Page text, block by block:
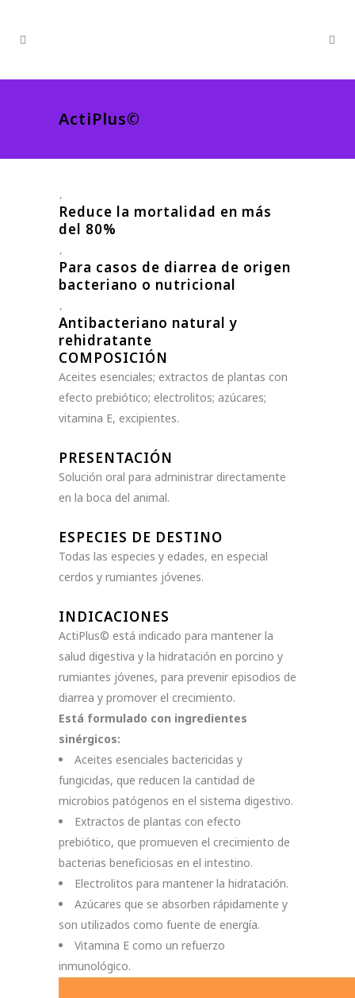
ActiPlus©
Reduce la mortalidad en más
del 80%
Para casos de diarrea de origen
bacteriano o nutricional
Antibacteriano natural y
rehidratante
COMPOSICIÓN
Aceites esenciales; extractos de plantas con
efecto prebiótico; electrolitos; azúcares;
vitamina E, excipientes.
PRESENTACIÓN
Solución oral para administrar directamente
en la boca del animal.
ESPECIES DE DESTINO
Todas las especies y edades, en especial
cerdos y rumiantes jóvenes.
INDICACIONES
ActiPlus© está indicado para mantener la
salud digestiva y la hidratación en porcino y
rumiantes jóvenes, para prevenir episodios de
diarrea y promover el crecimiento.
Está formulado con ingredientes
sinérgicos:
Aceites esenciales bactericidas y
fungicidas, que reducen la cantidad de
microbios patógenos en el sistema digestivo.
Extractos de plantas con efecto
prebiótico, que promueven el crecimiento de
bacterias beneficiosas en el intestino.
Electrolitos para mantener la hidratación.
Azúcares que se absorben rápidamente y
son utilizados como fuente de energía.
Vitamina E como un refuerzo
inmunológico.